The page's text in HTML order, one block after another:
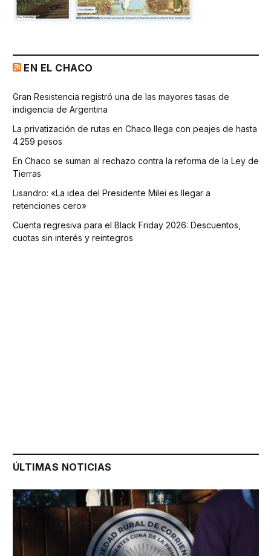
EN EL CHACO
Gran Resistencia registró una de las mayores tasas de
indigencia de Argentina
La privatización de rutas en Chaco llega con peajes de hasta
4.259 pesos
En Chaco se suman al rechazo contra la reforma de la Ley de
Tierras
Lisandro: «La idea del Presidente Milei es llegar a
retenciones cero»
Cuenta regresiva para el Black Friday 2026: Descuentos,
cuotas sin interés y reintegros
ÚLTIMAS NOTICIAS